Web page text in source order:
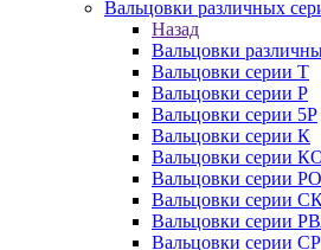
Вальцовки различных
Назад
Вальцовки
Вальцовки серии Т
Вальцовки серии Р
Вальцовки серии 5Р
Вальцовки серии К
Вальцовки серии
Вальцовки серии РО
Вальцовки серии
Вальцовки серии
Вальцовки серии